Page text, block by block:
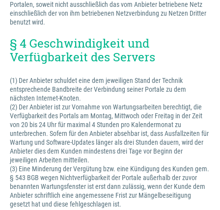
Portalen, soweit nicht ausschließlich das vom Anbieter betriebene Netz
einschließlich der von ihm betriebenen Netzverbindung zu Netzen Dritter
benutzt wird.
§ 4 Geschwindigkeit und
Verfügbarkeit des Servers
(1) Der Anbieter schuldet eine dem jeweiligen Stand der Technik
entsprechende Bandbreite der Verbindung seiner Portale zu dem
nächsten Internet-Knoten.
(2) Der Anbieter ist zur Vornahme von Wartungsarbeiten berechtigt, die
Verfügbarkeit des Portals am Montag, Mittwoch oder Freitag in der Zeit
von 20 bis 24 Uhr für maximal 4 Stunden pro Kalendermonat zu
unterbrechen. Sofern für den Anbieter absehbar ist, dass Ausfallzeiten für
Wartung und Software-Updates länger als drei Stunden dauern, wird der
Anbieter dies dem Kunden mindestens drei Tage vor Beginn der
jeweiligen Arbeiten mitteilen.
(3) Eine Minderung der Vergütung bzw. eine Kündigung des Kunden gem.
§ 543 BGB wegen Nichtverfügbarkeit der Portale außerhalb der zuvor
benannten Wartungsfenster ist erst dann zulässig, wenn der Kunde dem
Anbieter schriftlich eine angemessene Frist zur Mängelbeseitigung
gesetzt hat und diese fehlgeschlagen ist.